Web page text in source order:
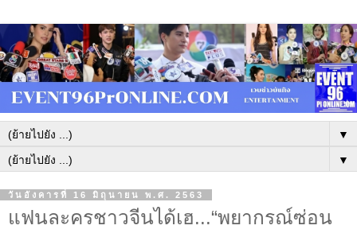
▼
▼
วันอังคารที่ 16 มิถุนายน พ.ศ. 2563
แฟนละครชาวจีนได้เฮ...“พยากรณ์ซ่อน